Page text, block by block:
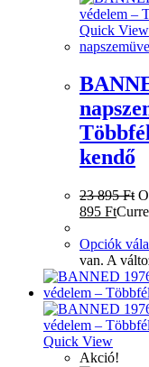
Quick View
kendő
23 895Ft
895 Ft
Opciók
van. A
Quick View
Akció!